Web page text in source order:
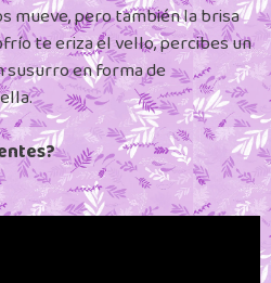
mueve, pero también la brisa
te eriza el vello, percibes un
susurro en forma de